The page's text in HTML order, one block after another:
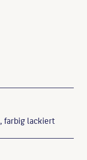
, farbig lackiert